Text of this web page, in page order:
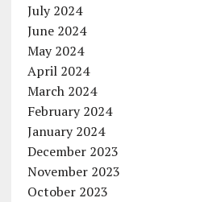
July 2024
June 2024
May 2024
April 2024
March 2024
February 2024
January 2024
December 2023
November 2023
October 2023